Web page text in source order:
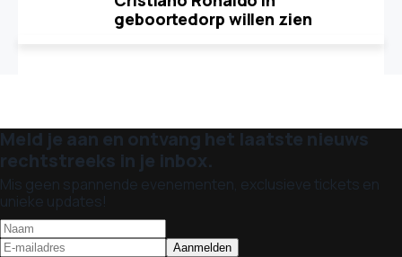
geboortedorp willen zien
Meld je aan en ontvang het laatste nieuws
rechtstreeks in je inbox.
Mis geen spannende evenementen, exclusieve tickets en
unieke updates!